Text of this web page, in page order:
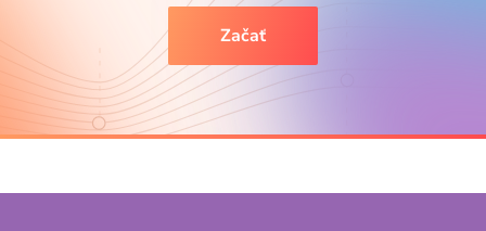
Začať